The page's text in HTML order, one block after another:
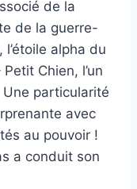
de la
de la guerre-
, l’étoile alpha du
Chien, l’un
Une particularité
avec
au pouvoir !
a conduit son